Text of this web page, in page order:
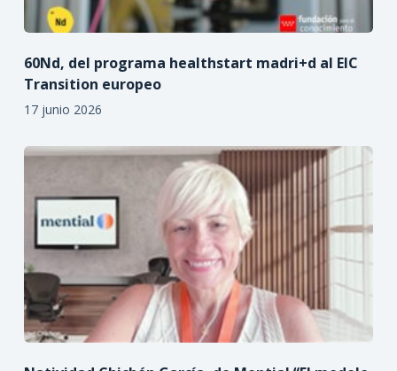
60Nd, del programa healthstart madri+d al EIC
Transition europeo
17 junio 2026